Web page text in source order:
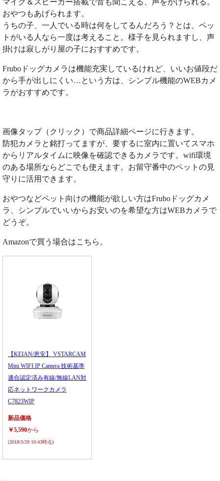
マイク＆スピーカー搭載で音も聞こえる、声をかけられる。
おやつもあげられます。
うちの子、一人でいる時は何をしてるんだろう？とは、ペッ
トがいる人なら一度は考えること。様子を見られますし、声
掛けは寂しがり屋の子におすすめです。
Fruboドッグカメラは機能充実しているけれど、いいお値段だ
から手が出しにくい…という方は、シンプル機能のWEBカメ
ラがおすすめです。
画像タップ（クリック）で商品詳細ページに行きます。
防犯カメラと銘打ってますが、要するに室内に置いてスマホ
からリアルタイムに映像を確認できるカメラです。wifi環境
のある場所ならどこでも使えます。お留守番中のペットの見
守りに活用できます。
おやつなどペット向けの機能が欲しい方はFruboドッグカメ
ラ、シンプルでいいからお安いのを希望な方はWEBカメラで
どうぞ。
Amazonで買う場合はこちら。
【KEIAN/恵安】 VSTARCAM
Mini WIFI IP Camera 技術基準
適合認定済み有線/無線LAN対
応ネットワークカメラ
C7823WIP
新品価格
￥5,590から
(2018/3/29 10:43時点)